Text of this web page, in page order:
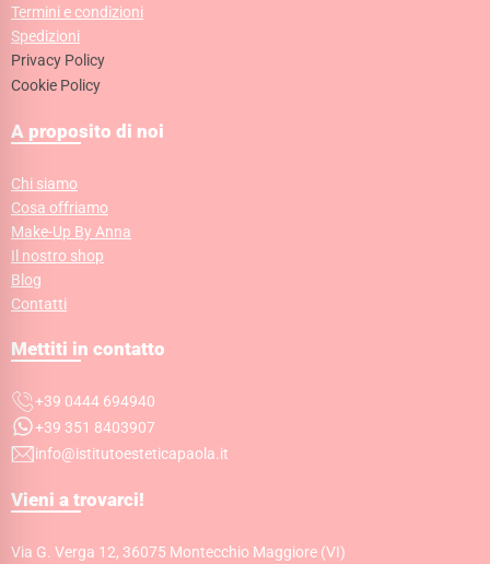
Termini e condizioni
Spedizioni
Privacy Policy
Cookie Policy
A proposito di noi
Chi siamo
Cosa offriamo
Make-Up By Anna
Il nostro shop
Blog
Contatti
Mettiti in contatto
+39 0444 694940
+39 351 8403907
info@istitutoesteticapaola.it
Vieni a trovarci!
Via G. Verga 12, 36075 Montecchio Maggiore (VI)